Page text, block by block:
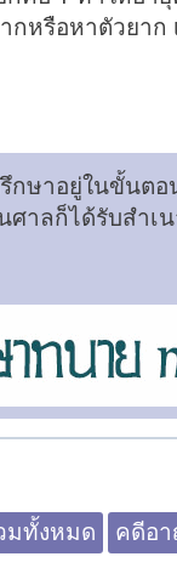
กหรือหาตัวยา
กษาอยู่ในขั้นตอ
ศาลก็ได้รับสำเ
มทั้งหมด คดีอ